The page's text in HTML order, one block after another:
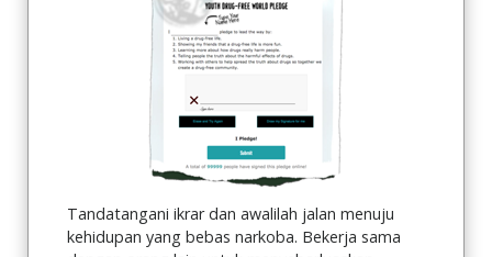
Tandatangani ikrar dan awalilah jalan menuju
kehidupan yang bebas narkoba. Bekerja sama